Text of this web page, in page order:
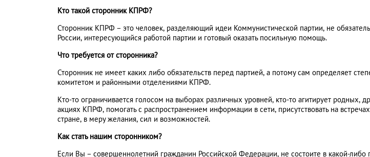
Кто такой сторонник КПРФ?
Сторонник КПРФ – это человек, разделяющий идеи Коммунистической партии, не
России, интересующийся работой партии и готовый оказать посильную помощь.
Что требуется от сторонника?
Сторонник не имеет каких либо обязательств перед партией, а потому сам определяет
комитетом и районными отделениями КПРФ.
Кто-то ограничивается голосом на выборах различных уровней, кто-то агитирует родных,
акциях КПРФ, помогать с распространением информации в сети, присутствовать на
стране, в меру желания, сил и возможностей.
Как стать нашим сторонником?
Если Вы – совершеннолетний гражданин Российской Федерации, не состоите в какой-